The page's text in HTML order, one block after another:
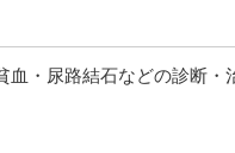
・尿路結石などの診断・